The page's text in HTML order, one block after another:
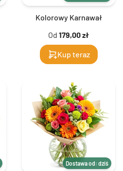
Kolorowy Karnawał
Od 179,00 zł
Kup teraz
Dostawa od: dziś